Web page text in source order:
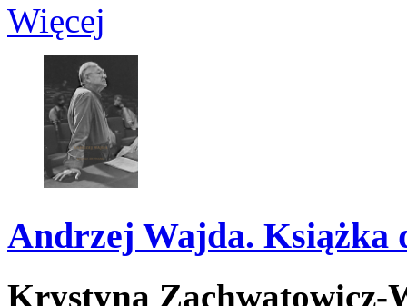
Więcej
Andrzej Wajda. Książka
Krystyna Zachwatowicz-